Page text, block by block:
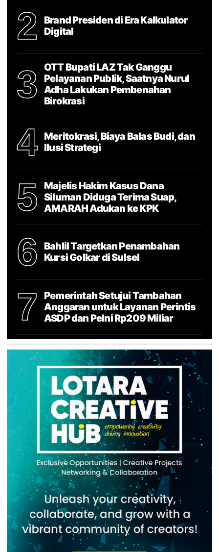
2
Brand Presiden di Era Kalkulator
Digital
3
OTT Bupati LAZ Tak Ganggu
Pelayanan Publik, Saatnya Nurul
Adha Lakukan Pembenahan
Birokrasi
4
Meritokrasi, Biaya Balas Budi, dan
Ilusi Strategi
5
Majelis Hakim Kasus Dana
Siluman Diduga Terima Suap,
AMARAH Adukan ke KPK
6
Bahlil Targetkan Penambahan
Kursi Golkar di Sulsel
7
Pemerintah Setujui Tambahan
Anggaran untuk Layanan Perintis
ASDP dan Pelni Rp209 Miliar